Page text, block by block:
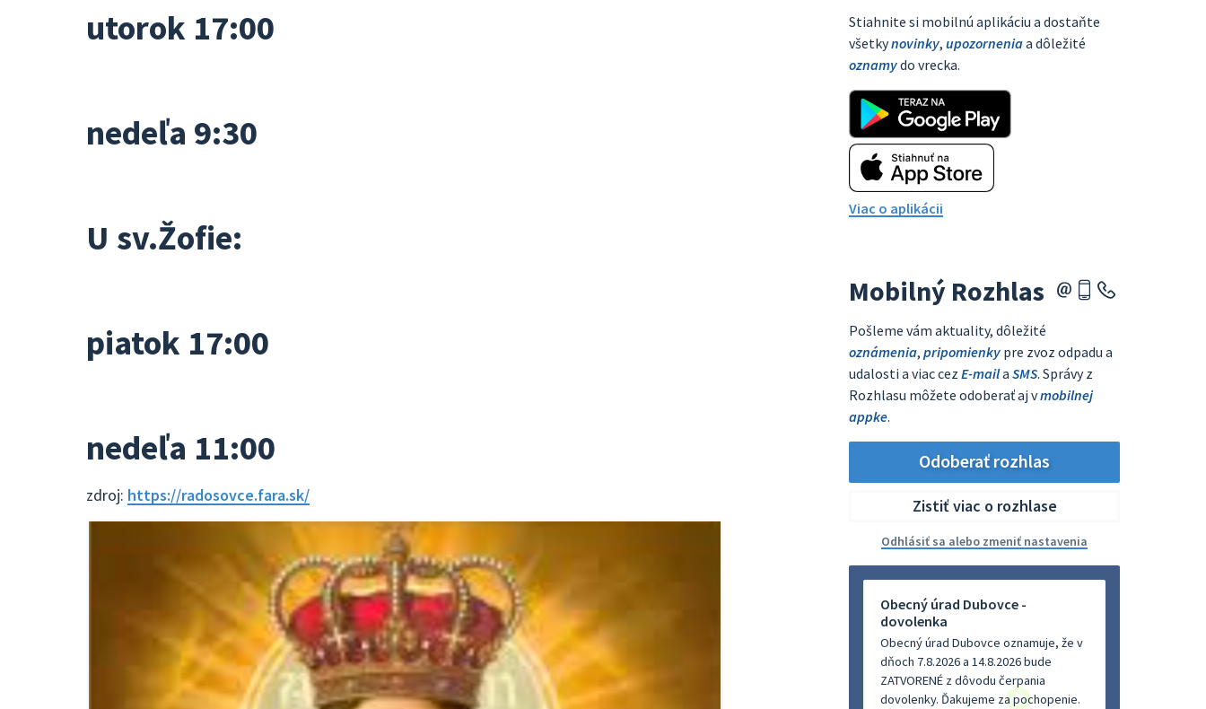
utorok 17:00
nedeľa 9:30
U sv.Žofie:
piatok 17:00
nedeľa 11:00
zdroj: https://radosovce.fara.sk/
Stiahnite si mobilnú aplikáciu a dostaňte
všetkynovinky, upozorneniaa dôležité
oznamydo vrecka.
Viac o aplikácii
Mobilný Rozhlas
Pošleme vám aktuality, dôležité
oznámenia, pripomienky pre zvoz odpadu a
udalosti a viac cez E-maila SMS. Správy z
Rozhlasu môžete odoberať aj vmobilnej
appke.
Odoberať rozhlas
Zistiť viac o rozhlase
Odhlásiť sa alebo zmeniť nastavenia
Obecný úrad Dubovce -
dovolenka
Obecný úrad Dubovce oznamuje, že v
dňoch 7.8.2026 a 14.8.2026 bude
ZATVORENÉ z dôvodu čerpania
dovolenky. Ďakujeme za pochopenie.